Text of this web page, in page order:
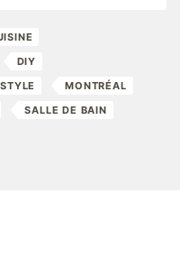
DIY
MONTRÉAL
SALLE DE BAIN